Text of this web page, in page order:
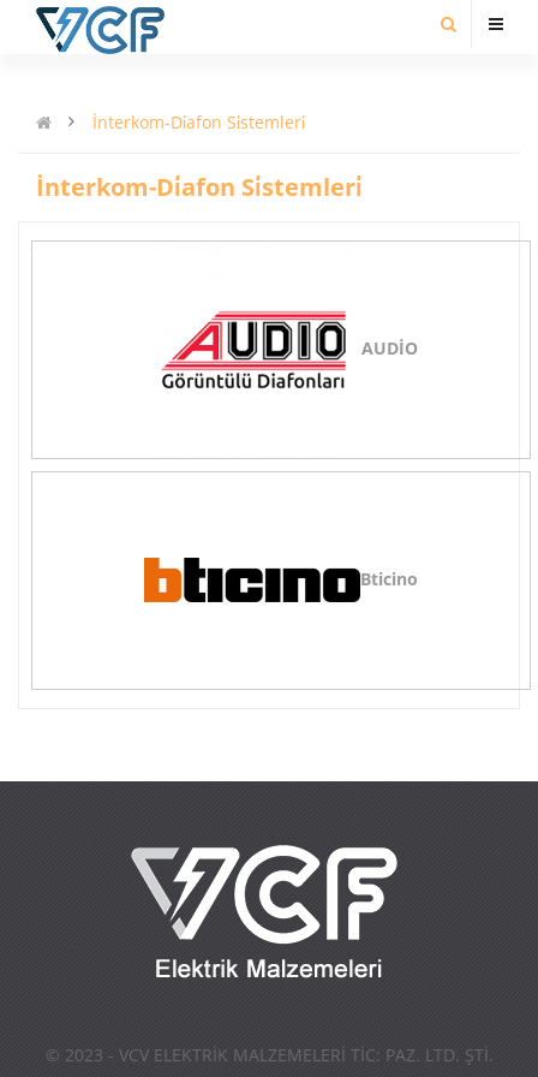
İnterkom-Di̇afon Si̇stemleri̇
İnterkom-Di̇afon Si̇stemleri̇
AUDİO
Bticino
© 2023 - VCV ELEKTRİK MALZEMELERİ TİC: PAZ. LTD. ŞTİ.